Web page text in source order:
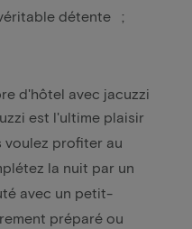
détente ;
d'hôtel avec jacuzzi
est l'ultime plaisir
voulez profiter au
la nuit par un
avec un petit-
préparé ou